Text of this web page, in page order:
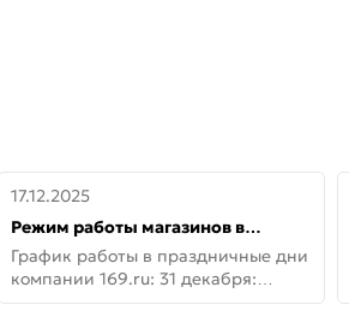
17.12.2025
Режим работы магазинов в
праздничные дни с 31 декабря по
11 января
График работы в праздничные дни
компании 169.ru: 31 декабря:
Заказы, самовывоз и доставки —